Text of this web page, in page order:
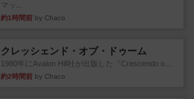
マッ...
約1時間前 by Chaco
クレッシェンド・オブ・ドゥーム
1980年にAvalon Hill社が出版した『Crescendo o...
約2時間前 by Chaco